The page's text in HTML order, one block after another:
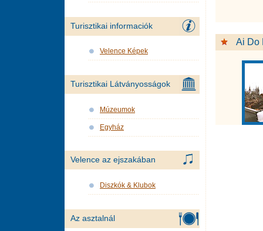
Ai Do
Turisztikai informaciók
Velence Képek
Turisztikai Látványosságok
Múzeumok
Egyház
Velence az ejszakában
Diszkók & Klubok
Az asztalnál